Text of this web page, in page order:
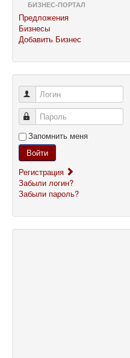
БИЗНЕС-ПОРТАЛ
Предложения
Бизнесы
Добавить Бизнес
Логин
Пароль
Запомнить меня
Войти
Регистрация
Забыли логин?
Забыли пароль?